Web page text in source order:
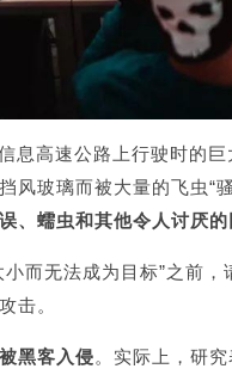
息高速公路上行驶时的
风玻璃而被大量的飞虫“
、蠕虫和其他令人讨厌
小而无法成为目标”之前
击。
黑客入侵。实际上，研